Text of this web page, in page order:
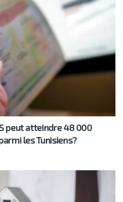
peut atteindre 48 000
les Tunisiens?